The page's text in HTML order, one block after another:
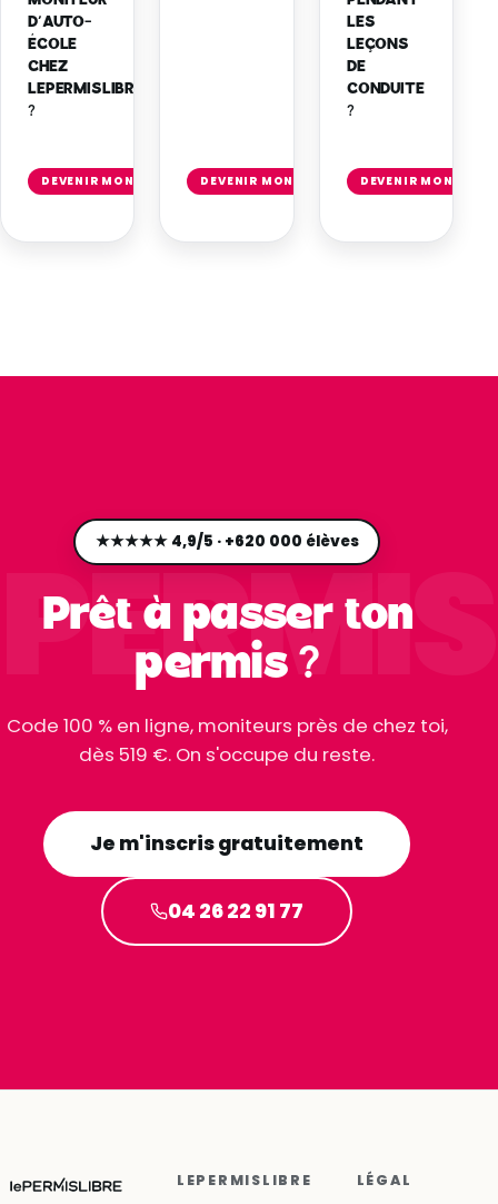
D’AUTO-
ÉCOLE
CHEZ
LEPERMISLIBRE
?
DEVENIR MONITEUR INDÉPENDANT
l'article
DEVENIR MONITEUR INDÉPENDANT
LES
LEÇONS
DE
CONDUITE
?
DEVENIR
PERMIS
★★★★★ 4,9/5 · +620 000 élèves
Prêt à passer ton
permis ?
Code 100 % en ligne, moniteurs près de chez toi,
dès 519 €. On s'occupe du reste.
Je m'inscris gratuitement
04 26 22 91 77
LEPERMISLIBRE LÉGAL